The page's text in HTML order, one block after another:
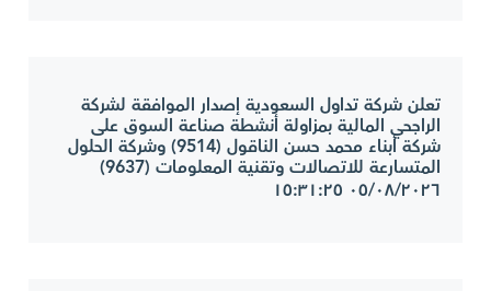
تعلن شركة تداول السعودية إصدار الموافقة لشركة
الراجحي المالية بمزاولة أنشطة صناعة السوق على
شركة أبناء محمد حسن الناقول (9514) وشركة الحلول
المتسارعة للاتصالات وتقنية المعلومات (9637)
٠٥/٠٨/٢٠٢٦ ١٥:٣١:٢٥